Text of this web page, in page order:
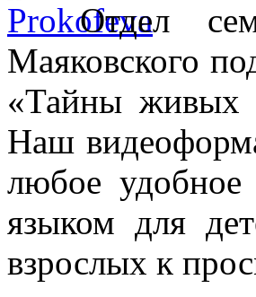
Отдел
Маяковского
«Тайны живых
Наш
любое
языком для
взрослых к